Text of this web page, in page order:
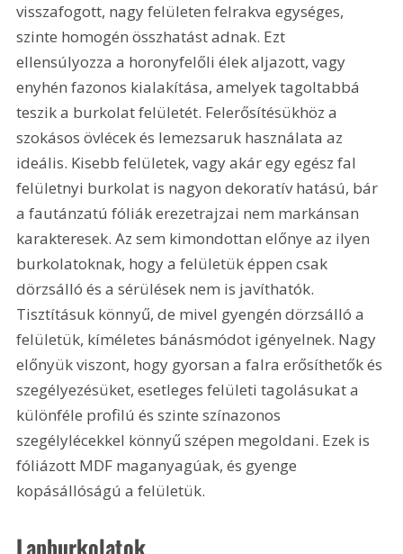
visszafogott, nagy felületen felrakva egységes,
szinte homogén összhatást adnak. Ezt
ellensúlyozza a horonyfelőli élek aljazott, vagy
enyhén fazonos kialakítása, amelyek tagoltabbá
teszik a burkolat felületét. Felerősítésükhöz a
szokásos övlécek és lemezsaruk használata az
ideális. Kisebb felületek, vagy akár egy egész fal
felületnyi burkolat is nagyon dekoratív hatású, bár
a fautánzatú fóliák erezetrajzai nem markánsan
karakteresek. Az sem kimondottan előnye az ilyen
burkolatoknak, hogy a felületük éppen csak
dörzsálló és a sérülések nem is javíthatók.
Tisztításuk könnyű, de mivel gyengén dörzsálló a
felületük, kíméletes bánásmódot igényelnek. Nagy
előnyük viszont, hogy gyorsan a falra erősíthetők és
szegélyezésüket, esetleges felületi tagolásukat a
különféle profilú és szinte színazonos
szegélylécekkel könnyű szépen megoldani. Ezek is
fóliázott MDF maganyagúak, és gyenge
kopásállóságú a felületük.
Lapburkolatok